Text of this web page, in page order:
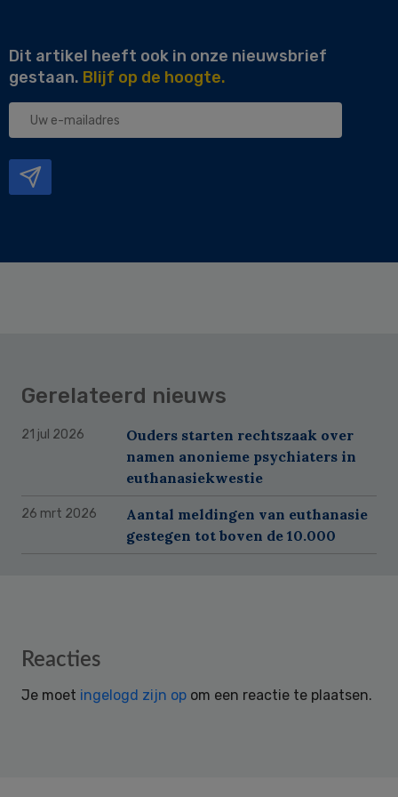
Dit artikel heeft ook in onze nieuwsbrief
gestaan. Blijf op de hoogte.
Uw
Gerelateerd nieuws
21 jul 2026
Ouders starten rechtszaak over
namen anonieme psychiaters in
euthanasiekwestie
26 mrt 2026
Aantal meldingen van euthanasie
gestegen tot boven de 10.000
Reader
Reacties
Je moet ingelogd zijn op om een reactie te plaatsen.